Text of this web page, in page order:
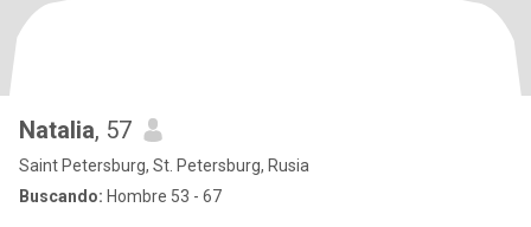
Natalia, 57
Saint Petersburg, St. Petersburg, Rusia
Buscando: Hombre 53 - 67